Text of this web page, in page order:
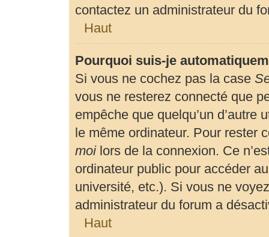
contactez un administrateur du
Haut
Pourquoi suis-je
Si vous ne cochez pas la case
vous ne resterez connecté que
empêche que quelqu’un
le même ordinateur. Pour rester
moilors de la connexion. Ce
ordinateur public pour accéder
université, etc.). Si vous ne
administrateur du forum a
Haut